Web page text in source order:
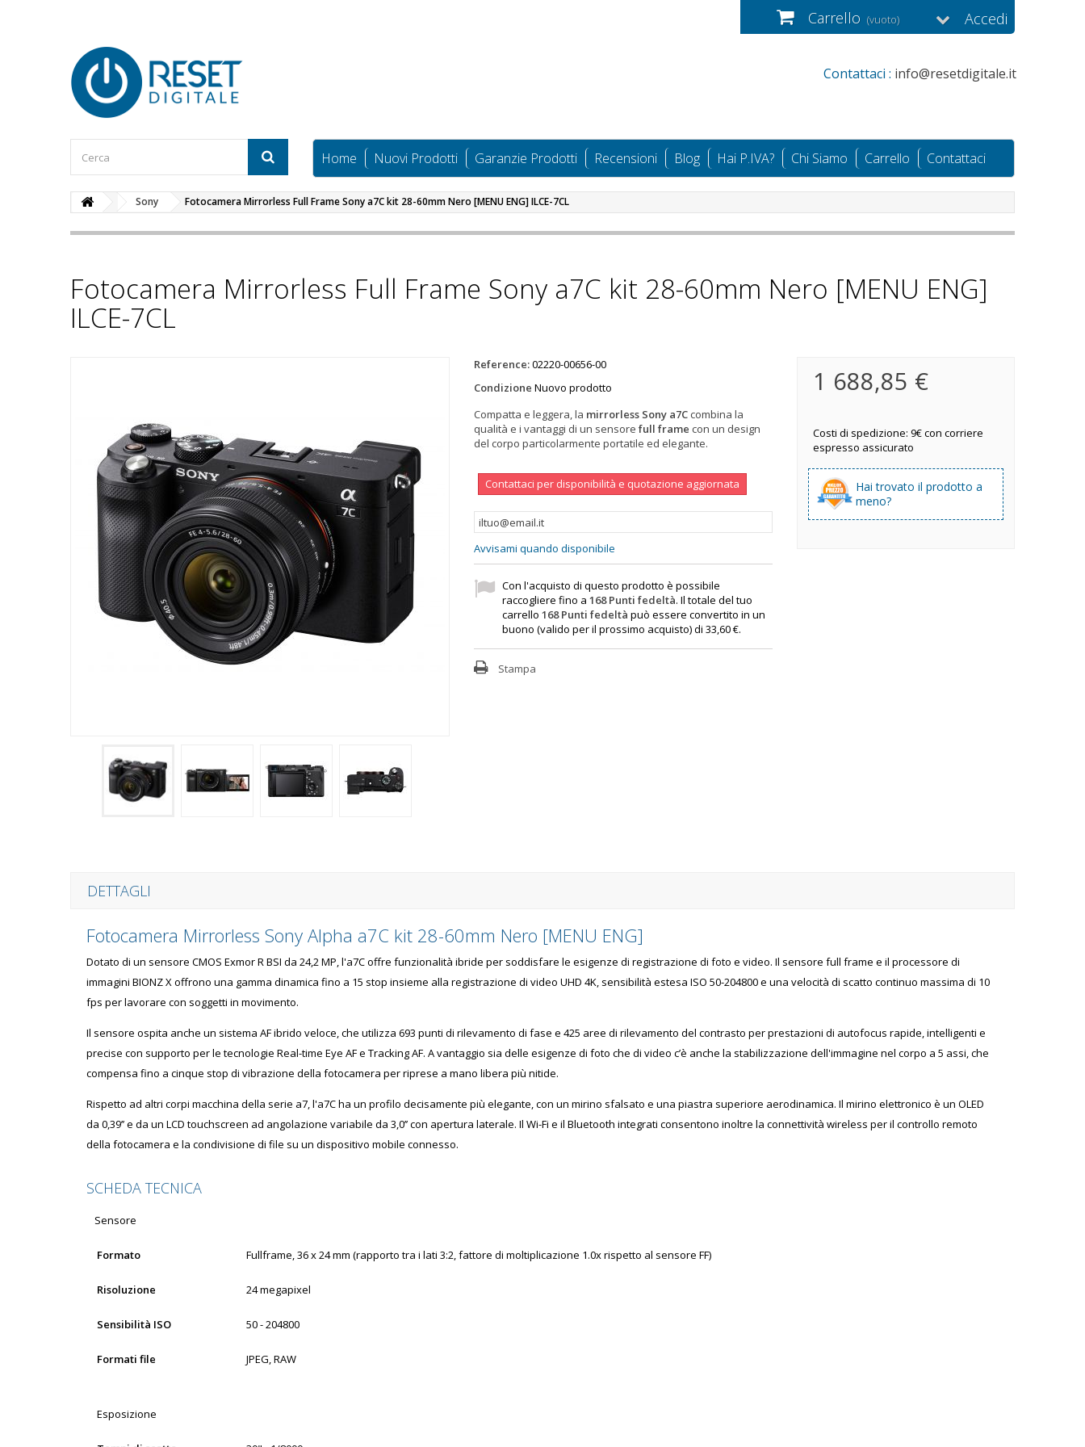
Accedi
Carrello (vuoto)
Contattaci : info@resetdigitale.it
Home Nuovi Prodotti Garanzie Prodotti Recensioni Blog Hai P.IVA? Chi Siamo Carrello Contattaci
Sony Fotocamera Mirrorless Full Frame Sony a7C kit 28-60mm Nero [MENU ENG] ILCE-7CL
Fotocamera Mirrorless Full Frame Sony a7C kit 28-60mm Nero [MENU ENG]
ILCE-7CL
Reference:02220-00656-00
Condizione Nuovo prodotto
Compatta e leggera, la mirrorless Sony a7C combina la
qualità e i vantaggi di un sensore full frame con un design
del corpo particolarmente portatile ed elegante.
Contattaci per disponibilità e quotazione aggiornata
Avvisami quando disponibile
Con l'acquisto di questo prodotto è possibile
raccogliere fino a 168Punti fedeltà. Il totale del tuo
carrello 168Punti fedeltà può essere convertito in un
buono (valido per il prossimo acquisto) di 33,60 €.
Stampa
1 688,85 €
Costi di spedizione: 9€ con corriere
espresso assicurato
Hai trovato il prodotto a
meno?
DETTAGLI
Fotocamera Mirrorless Sony Alpha a7C kit 28-60mm Nero [MENU ENG]
Dotato di un sensore CMOS Exmor R BSI da 24,2 MP, l'a7C offre funzionalità ibride per soddisfare le esigenze di registrazione di foto e video. Il sensore full frame e il processore di
immagini BIONZ X offrono una gamma dinamica fino a 15 stop insieme alla registrazione di video UHD 4K, sensibilità estesa ISO 50-204800 e una velocità di scatto continuo massima di 10
fps per lavorare con soggetti in movimento.
Il sensore ospita anche un sistema AF ibrido veloce, che utilizza 693 punti di rilevamento di fase e 425 aree di rilevamento del contrasto per prestazioni di autofocus rapide, intelligenti e
precise con supporto per le tecnologie Real-time Eye AF e Tracking AF. A vantaggio sia delle esigenze di foto che di video c’è anche la stabilizzazione dell'immagine nel corpo a 5 assi, che
compensa fino a cinque stop di vibrazione della fotocamera per riprese a mano libera più nitide.
Rispetto ad altri corpi macchina della serie a7, l'a7C ha un profilo decisamente più elegante, con un mirino sfalsato e una piastra superiore aerodinamica. Il mirino elettronico è un OLED
da 0,39’’ e da un LCD touchscreen ad angolazione variabile da 3,0’’ con apertura laterale. Il Wi-Fi e il Bluetooth integrati consentono inoltre la connettività wireless per il controllo remoto
della fotocamera e la condivisione di file su un dispositivo mobile connesso.
SCHEDA TECNICA
Sensore
Formato Fullframe, 36 x 24 mm (rapporto tra i lati 3:2, fattore di moltiplicazione 1.0x rispetto al sensore FF)
Risoluzione 24 megapixel
Sensibilità ISO 50 - 204800
Formati file JPEG, RAW
Esposizione